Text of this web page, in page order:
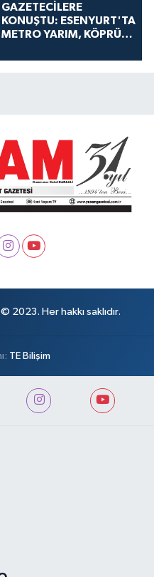
GAZETECİLERE
KONUŞTU: ESENYURT'TA
METRO YARIM, KÖPRÜ
KOKUYOR!
2023. Her hakkı saklıdır.
TE Bilişim